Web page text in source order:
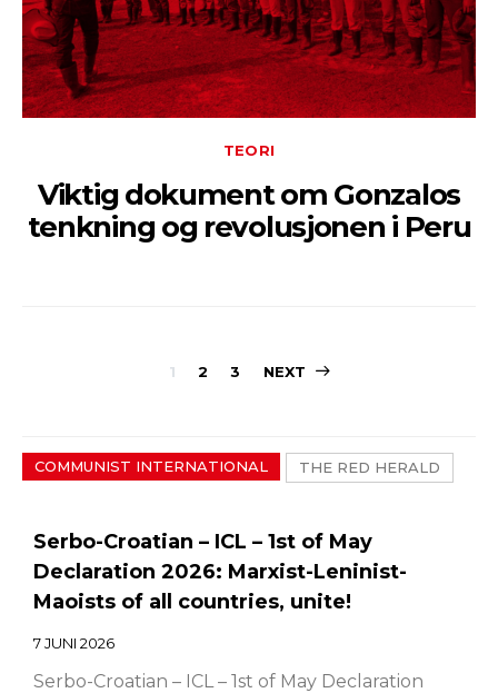
TEORI
Viktig dokument om Gonzalos
tenkning og revolusjonen i Peru
1 2 3 NEXT
COMMUNIST INTERNATIONAL THE RED HERALD
Serbo-Croatian – ICL – 1st of May
Declaration 2026: Marxist-Leninist-
Maoists of all countries, unite!
7 JUNI 2026
Serbo-Croatian – ICL – 1st of May Declaration